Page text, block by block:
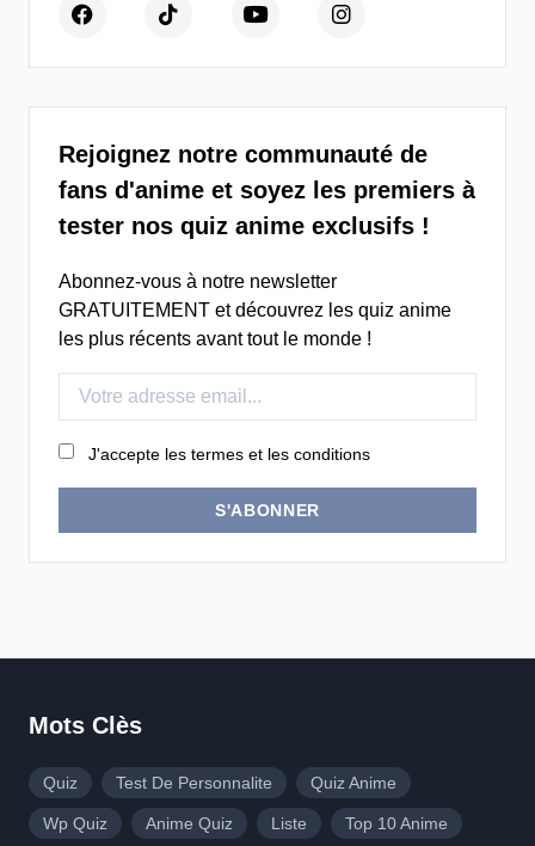
Rejoignez notre communauté de
fans d'anime et soyez les premiers à
tester nos quiz anime exclusifs !
Abonnez-vous à notre newsletter
GRATUITEMENT et découvrez les quiz anime
les plus récents avant tout le monde !
J'accepte les termes et les conditions
S'ABONNER
Mots Clès
Quiz Test De Personnalite Quiz Anime
Wp Quiz Anime Quiz Liste Top 10 Anime